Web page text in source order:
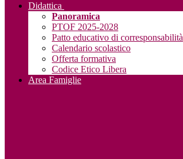
Didattica
Panoramica
PTOF 2025-2028
Patto educativo di corresponsabilità
Calendario scolastico
Offerta formativa
Codice Etico Libera
Area Famiglie